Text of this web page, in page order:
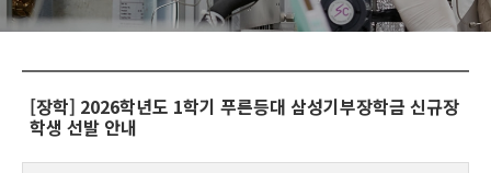
[장학] 2026학년도 1학기 푸른등대 삼성기부장학금 신규장
학생 선발 안내